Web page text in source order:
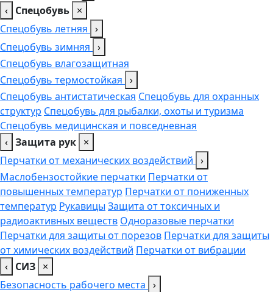
‹ Спецобувь ×
Спецобувь летняя ›
Спецобувь зимняя ›
Спецобувь влагозащитная
Спецобувь термостойкая ›
Спецобувь антистатическая Спецобувь для охранных
структур Спецобувь для рыбалки, охоты и туризма
Спецобувь медицинская и повседневная
‹ Защита рук ×
Перчатки от механических воздействий ›
Маслобензостойкие перчатки Перчатки от
повышенных температур Перчатки от пониженных
температур Рукавицы Защита от токсичных и
радиоактивных веществ Одноразовые перчатки
Перчатки для защиты от порезов Перчатки для защиты
от химических воздействий Перчатки от вибрации
‹ СИЗ ×
Безопасность рабочего места ›